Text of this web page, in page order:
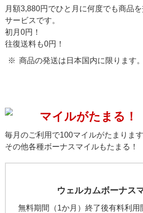
月額3,880円でひと月に何度でも商品
サービスです。
初月0円！
往復送料も0円！
商品の発送は日本国内に限ります。
ウェルカムボーナス
無料期間（1か月）終了後有料利用
マイルがたまる！
毎月のご利用で100マイルがたまります
その他各種ボーナスマイルもたまる！